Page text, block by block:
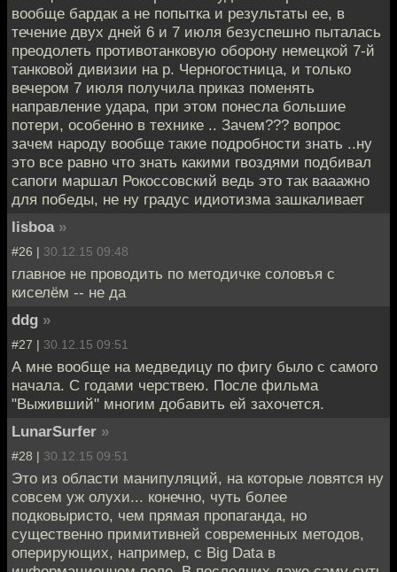
вообще бардак а не попытка и результаты ее, в
течение двух дней 6 и 7 июля безуспешно пыталась
преодолеть противотанковую оборону немецкой 7-й
танковой дивизии на р. Черногостница, и только
вечером 7 июля получила приказ поменять
направление удара, при этом понесла большие
потери, особенно в технике .. Зачем??? вопрос
зачем народу вообще такие подробности знать ..ну
это все равно что знать какими гвоздями подбивал
сапоги маршал Рокоссовский ведь это так вааажно
для победы, не ну градус идиотизма зашкаливает
lisboa »
#26 | 30.12.15 09:48
главное не проводить по методичке соловъя с
киселём -- не да
ddg »
#27 | 30.12.15 09:51
А мне вообще на медведицу по фигу было с самого
начала. С годами черствею. После фильма
"Выживший" многим добавить ей захочется.
LunarSurfer »
#28 | 30.12.15 09:51
Это из области манипуляций, на которые ловятся ну
совсем уж олухи... конечно, чуть более
подковыристо, чем прямая пропаганда, но
существенно примитивней современных методов,
оперирующих, например, с Big Data в